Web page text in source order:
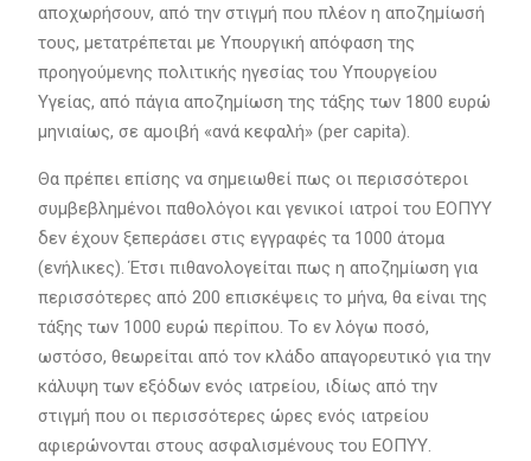
αποχωρήσουν, από την στιγμή που πλέον η αποζημίωσή
τους, μετατρέπεται με Υπουργική απόφαση της
προηγούμενης πολιτικής ηγεσίας του Υπουργείου
Υγείας, από πάγια αποζημίωση της τάξης των 1800 ευρώ
μηνιαίως, σε αμοιβή «ανά κεφαλή» (per capita).
Θα πρέπει επίσης να σημειωθεί πως οι περισσότεροι
συμβεβλημένοι παθολόγοι και γενικοί ιατροί του ΕΟΠΥΥ
δεν έχουν ξεπεράσει στις εγγραφές τα 1000 άτομα
(ενήλικες). Έτσι πιθανολογείται πως η αποζημίωση για
περισσότερες από 200 επισκέψεις το μήνα, θα είναι της
τάξης των 1000 ευρώ περίπου. Το εν λόγω ποσό,
ωστόσο, θεωρείται από τον κλάδο απαγορευτικό για την
κάλυψη των εξόδων ενός ιατρείου, ιδίως από την
στιγμή που οι περισσότερες ώρες ενός ιατρείου
αφιερώνονται στους ασφαλισμένους του ΕΟΠΥΥ.